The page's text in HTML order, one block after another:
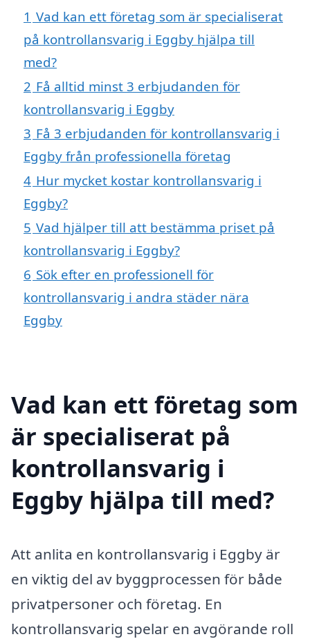
1 Vad kan ett företag som är specialiserat
på kontrollansvarig i Eggby hjälpa till
med?
2 Få alltid minst 3 erbjudanden för
kontrollansvarig i Eggby
3 Få 3 erbjudanden för kontrollansvarig i
Eggby från professionella företag
4 Hur mycket kostar kontrollansvarig i
Eggby?
5 Vad hjälper till att bestämma priset på
kontrollansvarig i Eggby?
6 Sök efter en professionell för
kontrollansvarig i andra städer nära
Eggby
Vad kan ett företag som
är specialiserat på
kontrollansvarig i
Eggby hjälpa till med?
Att anlita en kontrollansvarig i Eggby är
en viktig del av byggprocessen för både
privatpersoner och företag. En
kontrollansvarig spelar en avgörande roll